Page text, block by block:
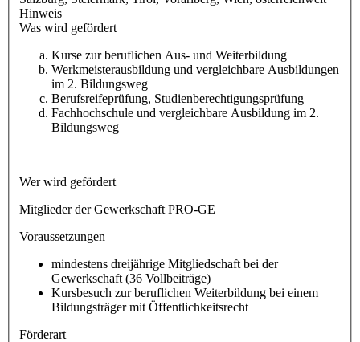
Hinweis
Was wird gefördert
Kurse zur beruflichen Aus- und Weiterbildung
Werkmeisterausbildung und vergleichbare Ausbildungen
im 2. Bildungsweg
Berufsreifeprüfung, Studienberechtigungsprüfung
Fachhochschule und vergleichbare Ausbildung im 2.
Bildungsweg
Wer wird gefördert
Mitglieder der Gewerkschaft PRO-GE
Voraussetzungen
mindestens dreijährige Mitgliedschaft bei der
Gewerkschaft (36 Vollbeiträge)
Kursbesuch zur beruflichen Weiterbildung bei einem
Bildungsträger mit Öffentlichkeitsrecht
Förderart